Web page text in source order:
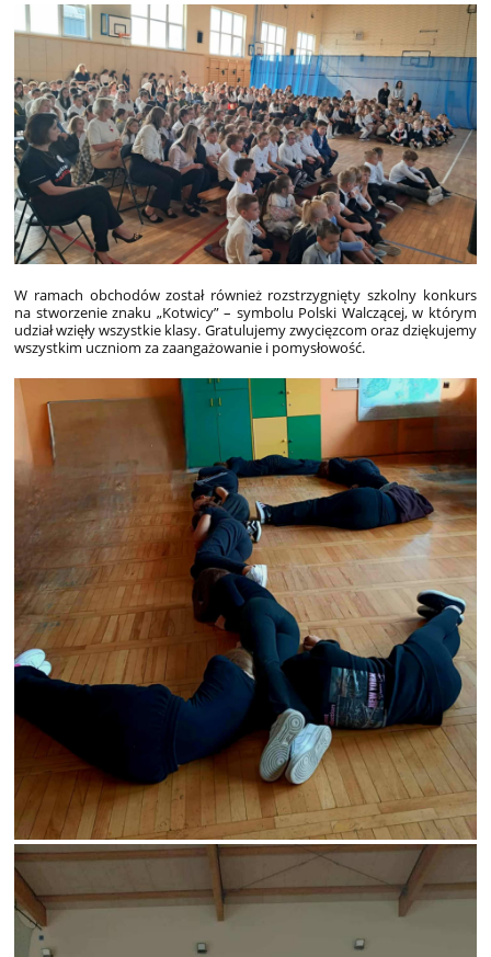
W ramach obchodów został również rozstrzygnięty szkolny konkurs
na stworzenie znaku „Kotwicy” – symbolu Polski Walczącej, w którym
udział wzięły wszystkie klasy. Gratulujemy zwycięzcom oraz dziękujemy
wszystkim uczniom za zaangażowanie i pomysłowość.